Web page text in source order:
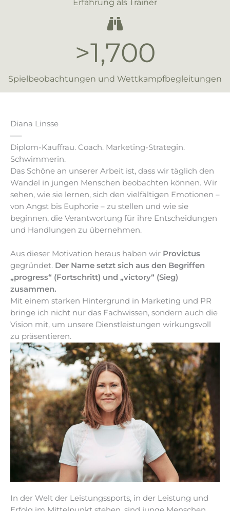
Erfahrung als Trainer
>1,700
Spielbeobachtungen und Wettkampfbegleitungen
Diana Linsse
—–
Diplom-Kauffrau. Coach. Marketing-Strategin.
Schwimmerin.
Das Schöne an unserer Arbeit ist, dass wir täglich den
Wandel in jungen Menschen beobachten können. Wir
sehen, wie sie lernen, sich den vielfältigen Emotionen –
von Angst bis Euphorie – zu stellen und wie sie
beginnen, die Verantwortung für ihre Entscheidungen
und Handlungen zu übernehmen.
Aus dieser Motivation heraus haben wir Provictus
gegründet. Der Name setzt sich aus den Begriffen
„progress“ (Fortschritt) und „victory“ (Sieg)
zusammen.
Mit einem starken Hintergrund in Marketing und PR
bringe ich nicht nur das Fachwissen, sondern auch die
Vision mit, um unsere Dienstleistungen wirkungsvoll
zu präsentieren.
In der Welt der Leistungssports, in der Leistung und